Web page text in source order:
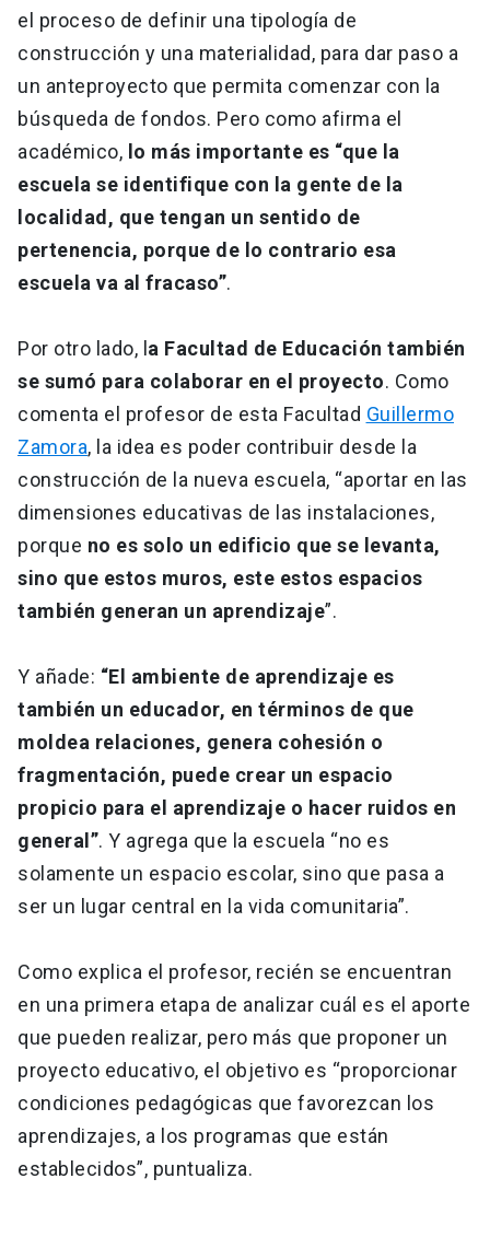
el proceso de definir una tipología de
construcción y una materialidad, para dar paso a
un anteproyecto que permita comenzar con la
búsqueda de fondos. Pero como afirma el
académico, lo más importante es “que la
escuela se identifique con la gente de la
localidad, que tengan un sentido de
pertenencia, porque de lo contrario esa
escuela va al fracaso”.
Por otro lado, la Facultad de Educación también
se sumó para colaborar en el proyecto. Como
comenta el profesor de esta Facultad Guillermo
Zamora, la idea es poder contribuir desde la
construcción de la nueva escuela, “aportar en las
dimensiones educativas de las instalaciones,
porque no es solo un edificio que se levanta,
sino que estos muros, este estos espacios
también generan un aprendizaje”.
Y añade: “El ambiente de aprendizaje es
también un educador, en términos de que
moldea relaciones, genera cohesión o
fragmentación, puede crear un espacio
propicio para el aprendizaje o hacer ruidos en
general”. Y agrega que la escuela “no es
solamente un espacio escolar, sino que pasa a
ser un lugar central en la vida comunitaria”.
Como explica el profesor, recién se encuentran
en una primera etapa de analizar cuál es el aporte
que pueden realizar, pero más que proponer un
proyecto educativo, el objetivo es “proporcionar
condiciones pedagógicas que favorezcan los
aprendizajes, a los programas que están
establecidos”, puntualiza.